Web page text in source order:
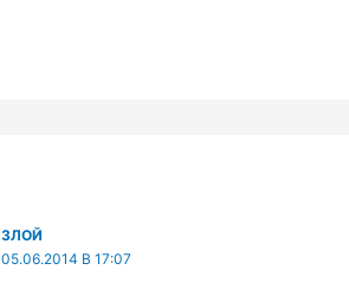
ЗЛОЙ
05.06.2014 В 17:07